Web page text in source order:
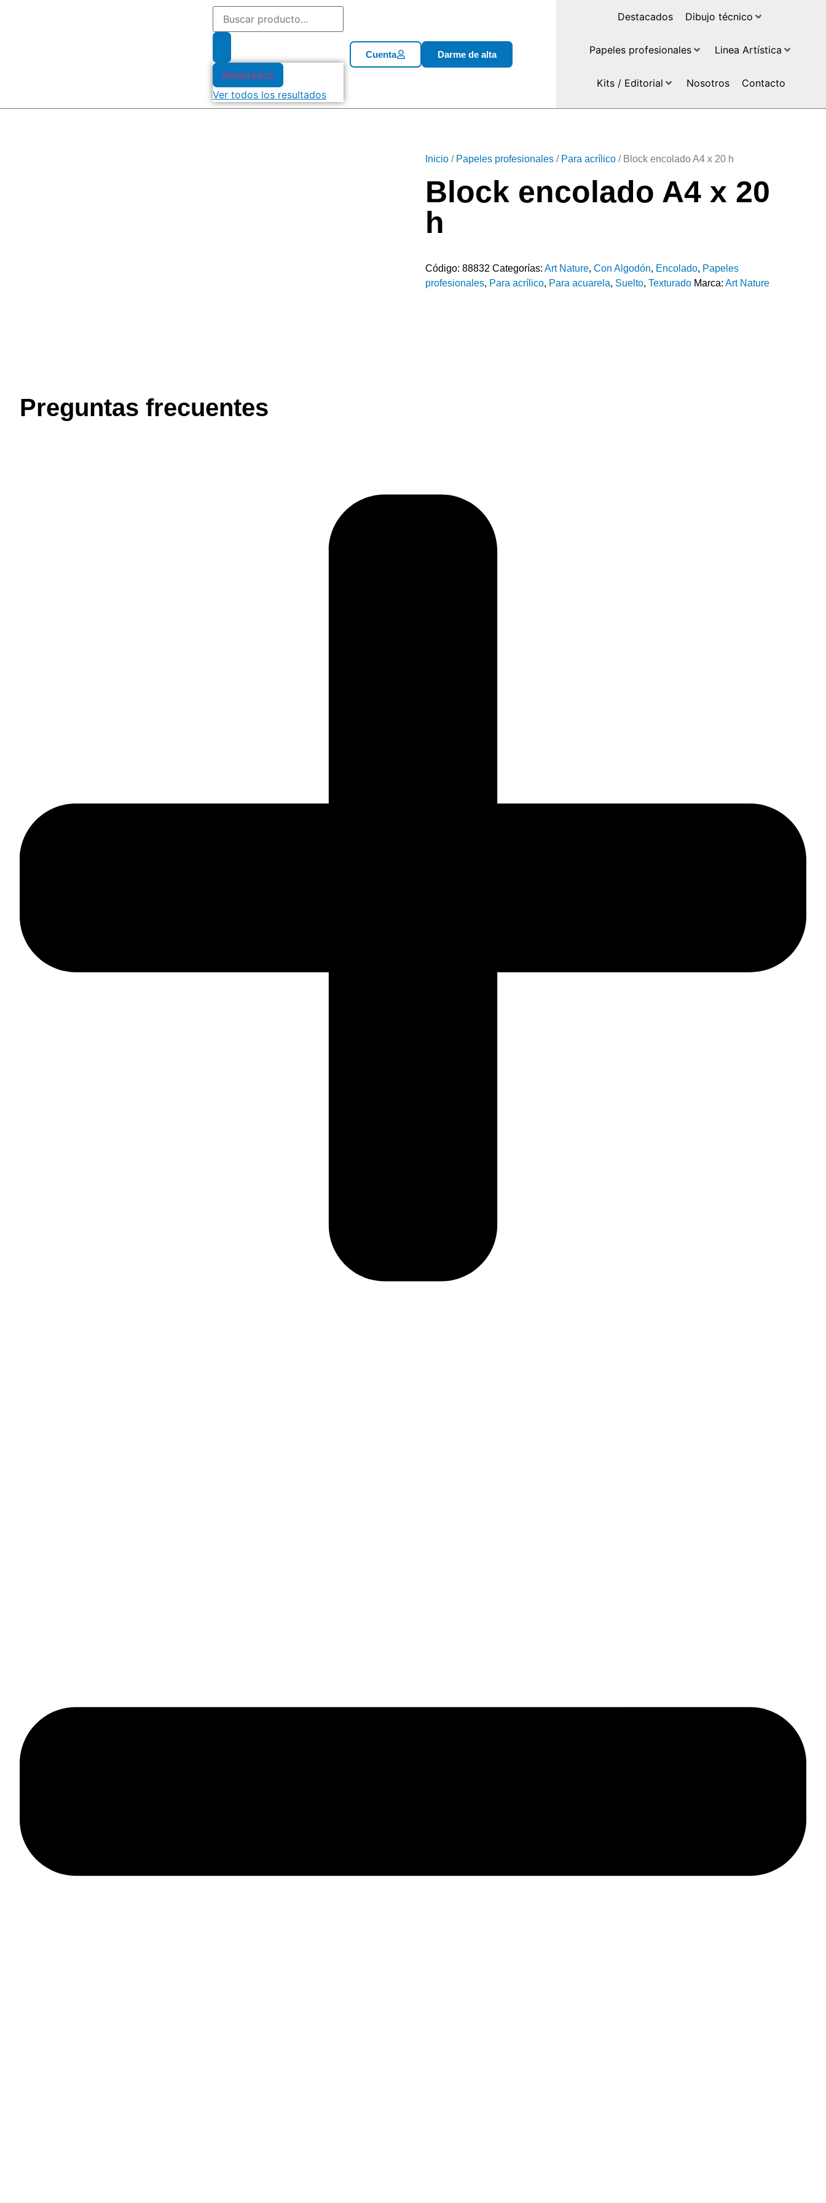
Resultados
Ver todos los resultados
Cuenta Darme de alta
Destacados Dibujo técnico
Papeles profesionales Linea Artística
Kits / Editorial Nosotros Contacto
Inicio / Papeles profesionales / Para acrílico / Block encolado A4 x 20 h
Block encolado A4 x 20
h
Código: 88832 Categorías: Art Nature, Con Algodón, Encolado, Papeles
profesionales, Para acrílico, Para acuarela, Suelto, Texturado Marca: Art Nature
Preguntas frecuentes